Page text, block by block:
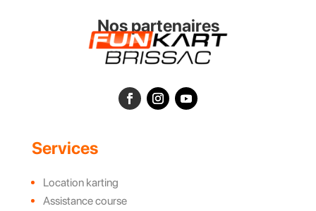
Nos partenaires
Services
Location karting
Assistance course